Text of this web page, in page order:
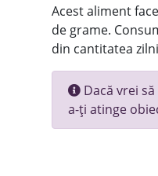
Acest aliment
de grame.
din cantitatea
Dacă vrei
a-ți atinge